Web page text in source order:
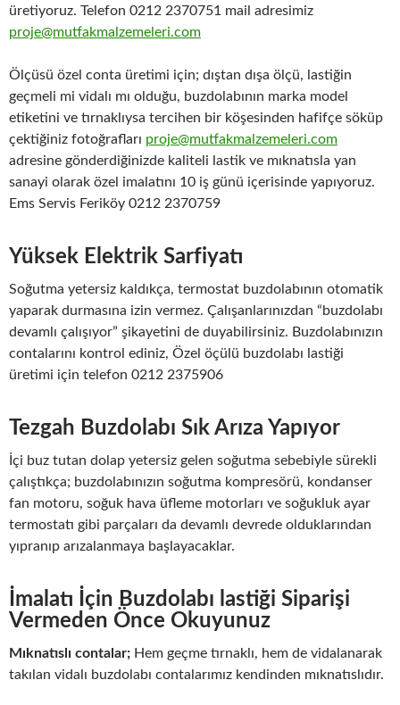
üretiyoruz. Telefon 0212 2370751 mail adresimiz
proje@mutfakmalzemeleri.com
Ölçüsü özel conta üretimi için; dıştan dışa ölçü, lastiğin
geçmeli mi vidalı mı olduğu, buzdolabının marka model
etiketini ve tırnaklıysa tercihen bir köşesinden hafifçe söküp
çektiğiniz fotoğrafları proje@mutfakmalzemeleri.com
adresine gönderdiğinizde kaliteli lastik ve mıknatısla yan
sanayi olarak özel imalatını 10 iş günü içerisinde yapıyoruz.
Ems Servis Feriköy 0212 2370759
Yüksek Elektrik Sarfiyatı
Soğutma yetersiz kaldıkça, termostat buzdolabının otomatik
yaparak durmasına izin vermez. Çalışanlarınızdan “buzdolabı
devamlı çalışıyor” şikayetini de duyabilirsiniz. Buzdolabınızın
contalarını kontrol ediniz, Özel öçülü buzdolabı lastiği
üretimi için telefon 0212 2375906
Tezgah Buzdolabı Sık Arıza Yapıyor
İçi buz tutan dolap yetersiz gelen soğutma sebebiyle sürekli
çalıştıkça; buzdolabınızın soğutma kompresörü, kondanser
fan motoru, soğuk hava üfleme motorları ve soğukluk ayar
termostatı gibi parçaları da devamlı devrede olduklarından
yıpranıp arızalanmaya başlayacaklar.
İmalatı İçin Buzdolabı lastiği Siparişi
Vermeden Önce Okuyunuz
Mıknatıslı contalar; Hem geçme tırnaklı, hem de vidalanarak
takılan vidalı buzdolabı contalarımız kendinden mıknatıslıdır.